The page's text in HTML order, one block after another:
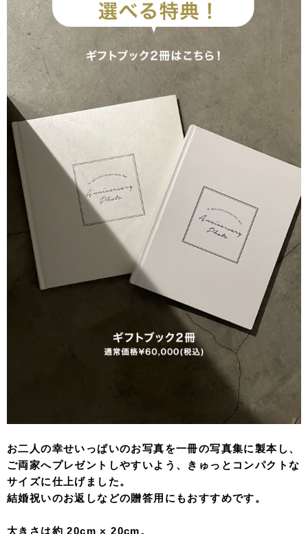
お二人の幸せいっぱいのお写真を一冊の写真集に製本し、
ご両家へプレゼントしやすいよう、きゅっとコンパクトな
サイズに仕上げました。
結婚祝いのお返しなどの贈答用にもおすすめです。
大きさは約 20cm × 20cm。